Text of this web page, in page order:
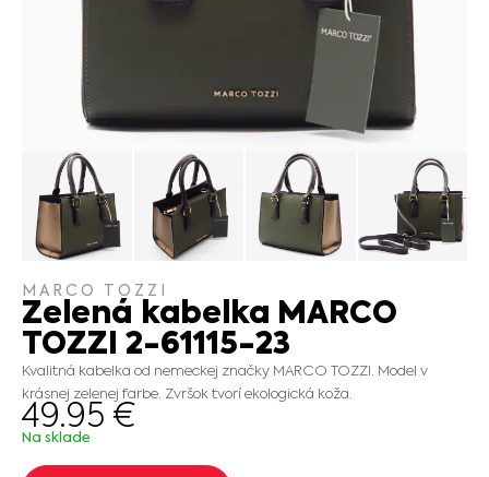
MARCO TOZZI
Zelená kabelka MARCO
TOZZI 2-61115-23
Kvalitná kabelka od nemeckej značky MARCO TOZZI. Model v
krásnej zelenej farbe. Zvršok tvorí ekologická koža.
49.95 €
Na sklade